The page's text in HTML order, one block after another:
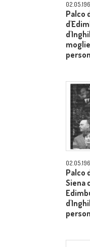
Palco
Palco
Siena